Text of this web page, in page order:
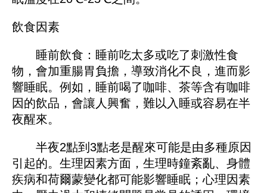
飲食因素
睡前飲食：睡前吃太多或吃了刺激性食
物，會加重腸胃負擔，導致消化不良，進而影
響睡眠。例如，睡前喝了咖啡、茶等含有咖啡
因的飲品，會讓人興奮，難以入睡或容易在半
夜醒來。
半夜2點到3點老是醒來可能是由多種原因
引起的。生理因素方面，生理時鐘紊亂、身體
疾病和荷爾蒙變化都可能影響睡眠；心理因素